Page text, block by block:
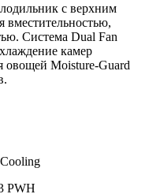
с верхним
вместительностью,
Система Dual Fan
камер
овощей Moisture-Guard
PWH